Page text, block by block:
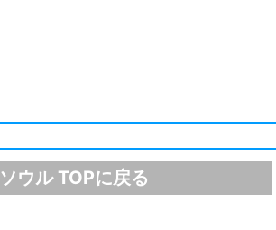
ソウル TOPに戻る